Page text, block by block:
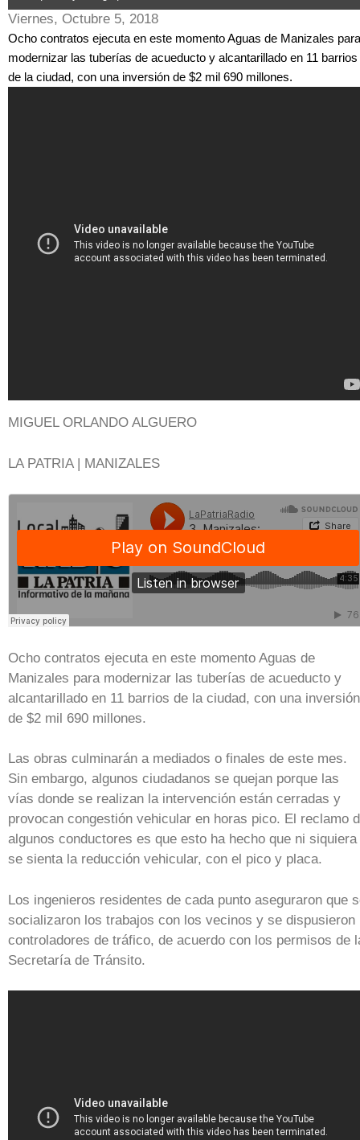
Viernes, Octubre 5, 2018
Ocho contratos ejecuta en este momento Aguas de Manizales para
modernizar las tuberías de acueducto y alcantarillado en 11 barrios
de la ciudad, con una inversión de $2 mil 690 millones.
MIGUEL ORLANDO ALGUERO
LA PATRIA | MANIZALES
Ocho contratos ejecuta en este momento Aguas de
Manizales para modernizar las tuberías de acueducto y
alcantarillado en 11 barrios de la ciudad, con una inversión
de $2 mil 690 millones.
Las obras culminarán a mediados o finales de este mes.
Sin embargo, algunos ciudadanos se quejan porque las
vías donde se realizan la intervención están cerradas y
provocan congestión vehicular en horas pico. El reclamo
algunos conductores es que esto ha hecho que ni siquiera
se sienta la reducción vehicular, con el pico y placa.
Los ingenieros residentes de cada punto aseguraron que
socializaron los trabajos con los vecinos y se dispusieron
controladores de tráfico, de acuerdo con los permisos de
Secretaría de Tránsito.